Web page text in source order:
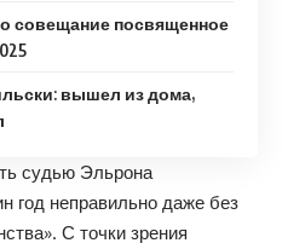
совещание посвященное
вышел из дома,
судью Эльрона
год неправильно даже без
С точки зрения